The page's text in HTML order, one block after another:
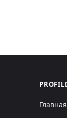
Главная